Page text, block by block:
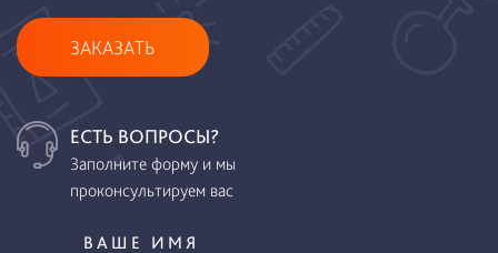
ЗАКАЗАТЬ
ЕСТЬ ВОПРОСЫ?
Заполните форму и мы
проконсультируем вас